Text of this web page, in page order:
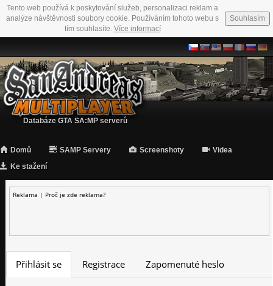
Tento web používá k poskytování služeb, personalizaci reklam a
analýze návštěvnosti soubory cookie. Používáním tohoto webu s
tím souhlasíte. Více informací
Souhlasím
Databáze GTA SA:MP serverů
Domů SAMP Servery Screenshoty
Videa
Ke stažení
Reklama | Proč je zde reklama?
Přihlásit se Registrace Zapomenuté heslo